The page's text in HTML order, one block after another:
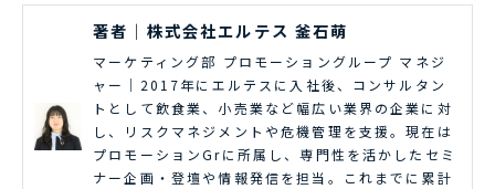
著者｜株式会社エルテス 釜石萌
マーケティング部 プロモーショングループ マネジ
ャー｜2017年にエルテスに入社後、コンサルタン
トとして飲食業、小売業など幅広い業界の企業に対
し、リスクマネジメントや危機管理を支援。現在は
プロモーションGrに所属し、専門性を活かしたセミ
ナー企画・登壇や情報発信を担当。これまでに累計